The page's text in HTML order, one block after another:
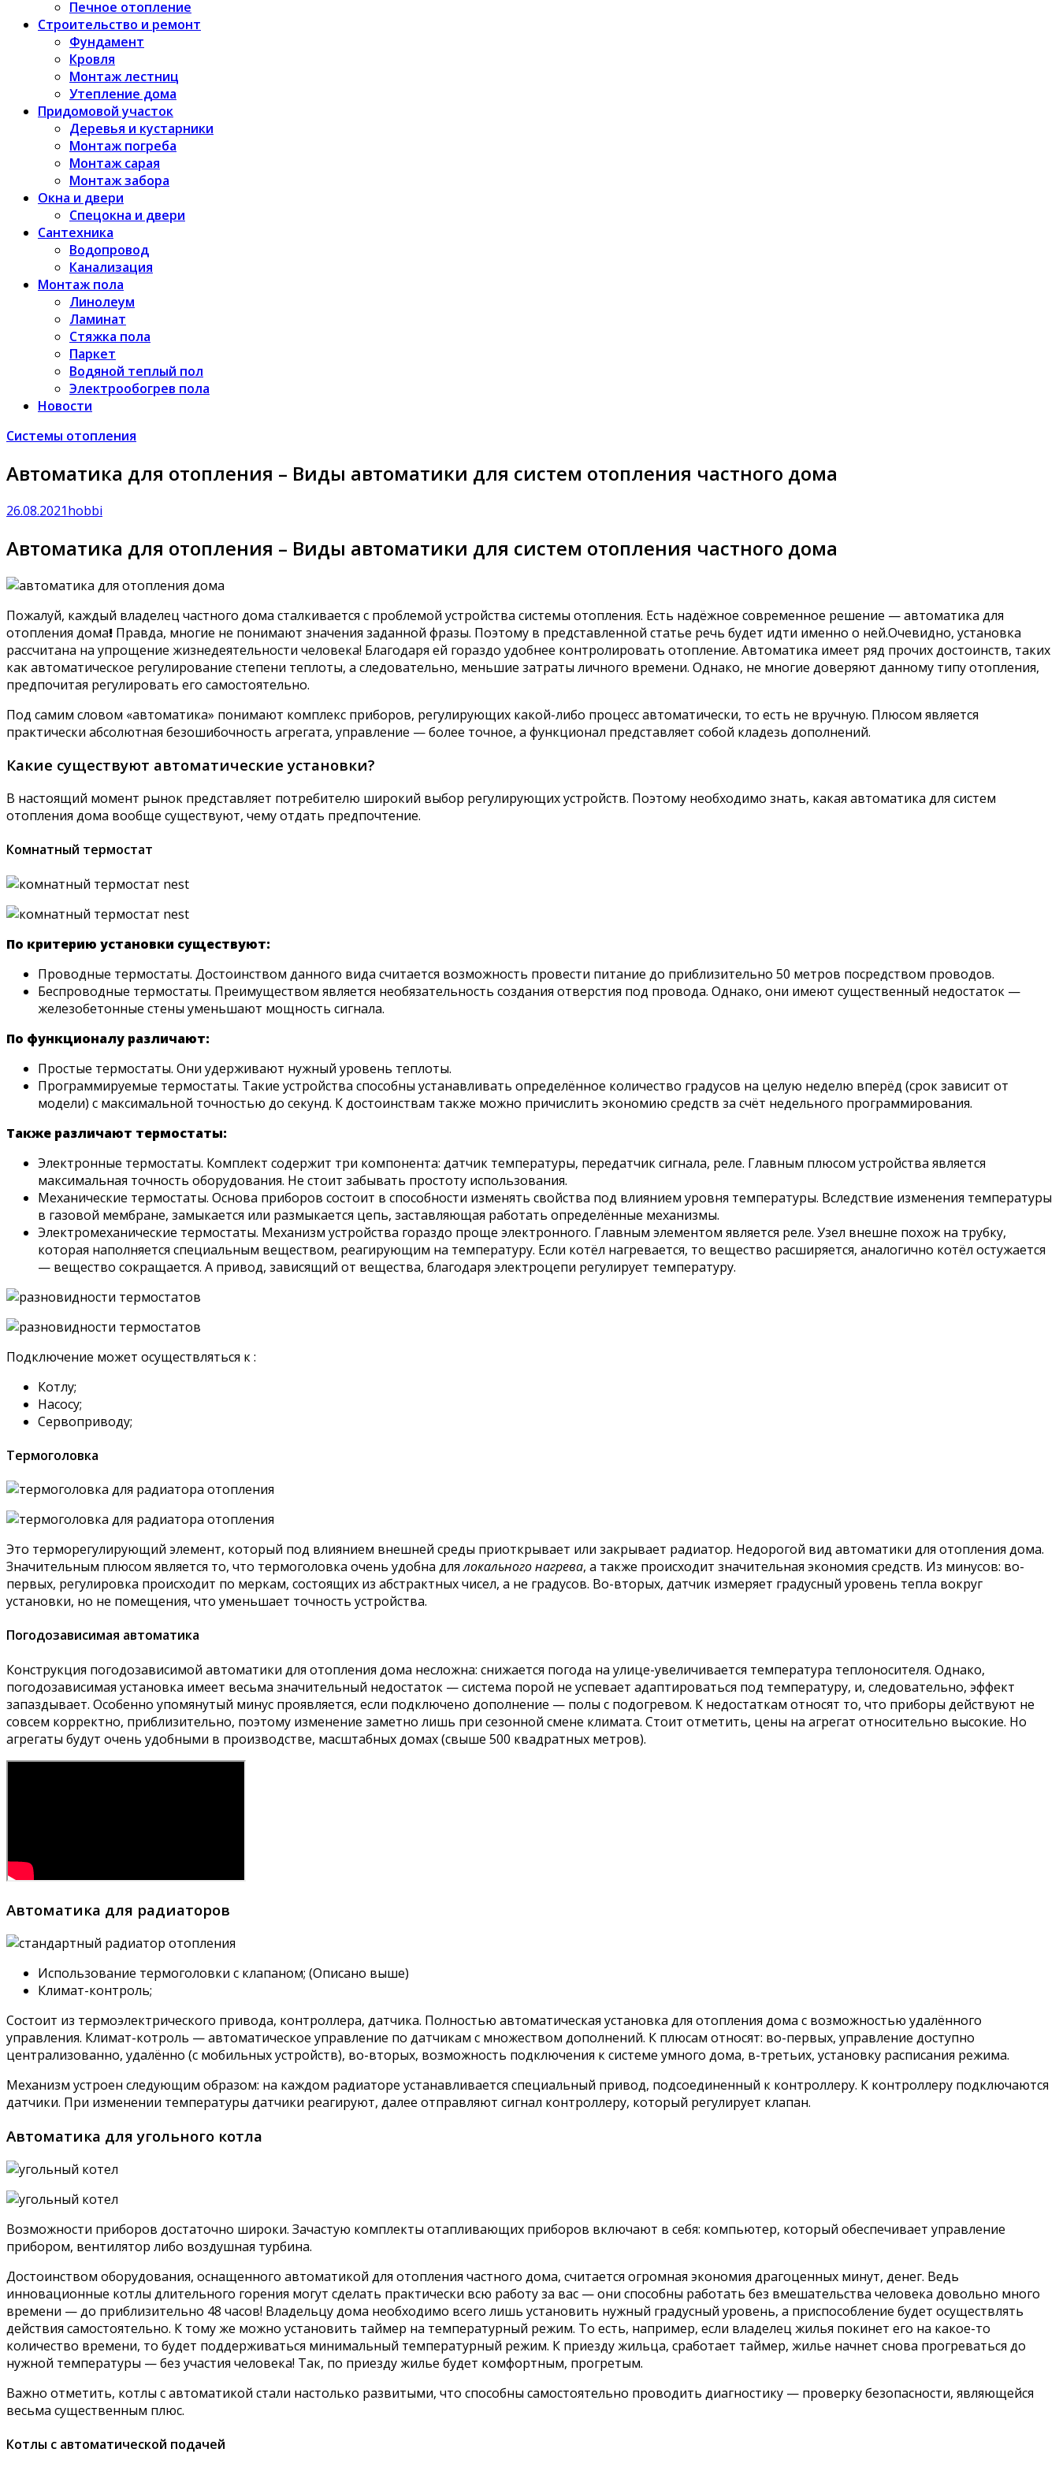
Печное отопление
Строительство и ремонт
Фундамент
Кровля
Монтаж лестниц
Утепление дома
Придомовой участок
Деревья и кустарники
Монтаж погреба
Монтаж сарая
Монтаж забора
Окна и двери
Спецокна и двери
Сантехника
Водопровод
Канализация
Монтаж пола
Линолеум
Ламинат
Стяжка пола
Паркет
Водяной теплый пол
Электрообогрев пола
Новости
Системы отопления
Автоматика для отопления – Виды автоматики для систем отопления частного дома
26.08.2021hobbi
Автоматика для отопления – Виды автоматики для систем отопления частного дома
Пожалуй, каждый владелец частного дома сталкивается с проблемой устройства системы отопления. Есть надёжное современное решение — автоматика для
отопления дома! Правда, многие не понимают значения заданной фразы. Поэтому в представленной статье речь будет идти именно о ней.Очевидно, установка
рассчитана на упрощение жизнедеятельности человека! Благодаря ей гораздо удобнее контролировать отопление. Автоматика имеет ряд прочих достоинств, таких
как автоматическое регулирование степени теплоты, а следовательно, меньшие затраты личного времени. Однако, не многие доверяют данному типу отопления,
предпочитая регулировать его самостоятельно.
Под самим словом «автоматика» понимают комплекс приборов, регулирующих какой-либо процесс автоматически, то есть не вручную. Плюсом является
практически абсолютная безошибочность агрегата, управление — более точное, а функционал представляет собой кладезь дополнений.
Какие существуют автоматические установки?
В настоящий момент рынок представляет потребителю широкий выбор регулирующих устройств. Поэтому необходимо знать, какая автоматика для систем
отопления дома вообще существуют, чему отдать предпочтение.
Комнатный термостат
По критерию установки существуют:
Проводные термостаты. Достоинством данного вида считается возможность провести питание до приблизительно 50 метров посредством проводов.
Беспроводные термостаты. Преимуществом является необязательность создания отверстия под провода. Однако, они имеют существенный недостаток —
железобетонные стены уменьшают мощность сигнала.
По функционалу различают:
Простые термостаты. Они удерживают нужный уровень теплоты.
Программируемые термостаты. Такие устройства способны устанавливать определённое количество градусов на целую неделю вперёд (срок зависит от
модели) с максимальной точностью до секунд. К достоинствам также можно причислить экономию средств за счёт недельного программирования.
Также различают термостаты:
Электронные термостаты. Комплект содержит три компонента: датчик температуры, передатчик сигнала, реле. Главным плюсом устройства является
максимальная точность оборудования. Не стоит забывать простоту использования.
Механические термостаты. Основа приборов состоит в способности изменять свойства под влиянием уровня температуры. Вследствие изменения температуры
в газовой мембране, замыкается или размыкается цепь, заставляющая работать определённые механизмы.
Электромеханические термостаты. Механизм устройства гораздо проще электронного. Главным элементом является реле. Узел внешне похож на трубку,
которая наполняется специальным веществом, реагирующим на температуру. Если котёл нагревается, то вещество расширяется, аналогично котёл остужается
— вещество сокращается. А привод, зависящий от вещества, благодаря электроцепи регулирует температуру.
Подключение может осуществляться к :
Котлу;
Насосу;
Сервоприводу;
Термоголовка
Это терморегулирующий элемент, который под влиянием внешней среды приоткрывает или закрывает радиатор. Недорогой вид автоматики для отопления дома.
Значительным плюсом является то, что термоголовка очень удобна длялокального нагрева, а также происходит значительная экономия средств. Из минусов: во-
первых, регулировка происходит по меркам, состоящих из абстрактных чисел, а не градусов. Во-вторых, датчик измеряет градусный уровень тепла вокруг
установки, но не помещения, что уменьшает точность устройства.
Погодозависимая автоматика
Конструкция погодозависимой автоматики для отопления дома несложна: снижается погода на улице-увеличивается температура теплоносителя. Однако,
погодозависимая установка имеет весьма значительный недостаток — система порой не успевает адаптироваться под температуру, и, следовательно, эффект
запаздывает. Особенно упомянутый минус проявляется, если подключено дополнение — полы с подогревом. К недостаткам относят то, что приборы действуют не
совсем корректно, приблизительно, поэтому изменение заметно лишь при сезонной смене климата. Стоит отметить, цены на агрегат относительно высокие. Но
агрегаты будут очень удобными в производстве, масштабных домах (свыше 500 квадратных метров).
Автоматика для радиаторов
Использование термоголовки с клапаном; (Описано выше)
Климат-контроль;
Состоит из термоэлектрического привода, контроллера, датчика. Полностью автоматическая установка для отопления дома с возможностью удалённого
управления. Климат-котроль — автоматическое управление по датчикам с множеством дополнений. К плюсам относят: во-первых, управление доступно
централизованно, удалённо (с мобильных устройств), во-вторых, возможность подключения к системе умного дома, в-третьих, установку расписания режима.
Механизм устроен следующим образом: на каждом радиаторе устанавливается специальный привод, подсоединенный к контроллеру. К контроллеру подключаются
датчики. При изменении температуры датчики реагируют, далее отправляют сигнал контроллеру, который регулирует клапан.
Автоматика для угольного котла
Возможности приборов достаточно широки. Зачастую комплекты отапливающих приборов включают в себя: компьютер, который обеспечивает управление
прибором, вентилятор либо воздушная турбина.
Достоинством оборудования, оснащенного автоматикой для отопления частного дома, считается огромная экономия драгоценных минут, денег. Ведь
инновационные котлы длительного горения могут сделать практически всю работу за вас — они способны работать без вмешательства человека довольно много
времени — до приблизительно 48 часов! Владельцу дома необходимо всего лишь установить нужный градусный уровень, а приспособление будет осуществлять
действия самостоятельно. К тому же можно установить таймер на температурный режим. То есть, например, если владелец жилья покинет его на какое-то
количество времени, то будет поддерживаться минимальный температурный режим. К приезду жильца, сработает таймер, жилье начнет снова прогреваться до
нужной температуры — без участия человека! Так, по приезду жилье будет комфортным, прогретым.
Важно отметить, котлы с автоматикой стали настолько развитыми, что способны самостоятельно проводить диагностику — проверку безопасности, являющейся
весьма существенным плюс.
Котлы с автоматической подачей